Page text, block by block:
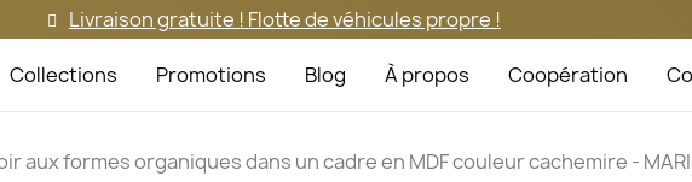
Livraison gratuite ! Flotte de véhicules propre !
Collections Promotions Blog À propos Coopération
aux formes organiques dans un cadre en MDF couleur cachemire - MARIS